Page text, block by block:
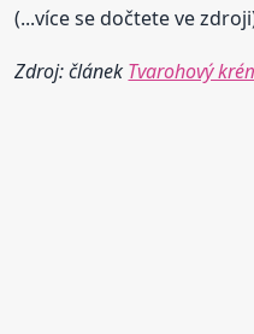
(...více se dočtete ve
Zdroj: článek Tvarohový